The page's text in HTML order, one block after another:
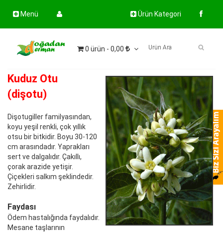
Menü Ürün Kategori
0 ürün - 0,00
Kuduz Otu
(dişotu)
Dişotugiller familyasından,
koyu yeşil renkli, çok yıllık
otsu bir bitkidir. Boyu 30-120
cm arasındadır. Yaprakları
sert ve dalgalıdır. Çakıllı,
çorak arazide yetişir.
Çiçekleri salkım şeklindedir.
Zehirlidir.
Faydası
Ödem hastalığında faydalıdır.
Mesane taşlarının